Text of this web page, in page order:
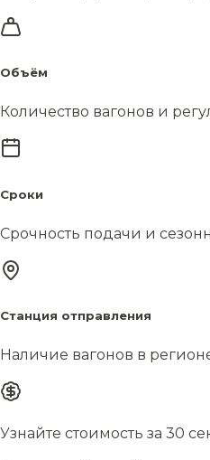
Объём
Количество вагонов и
Сроки
Срочность подачи и
Станция отправления
Наличие вагонов в
Узнайте стоимость за 30